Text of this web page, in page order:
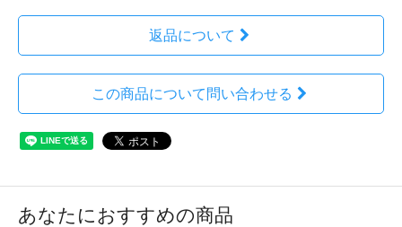
返品について
この商品について問い合わせる
あなたにおすすめの商品